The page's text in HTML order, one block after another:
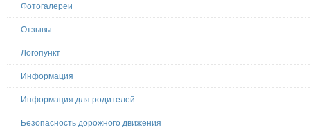
Фотогалереи
Отзывы
Логопункт
Информация
Информация для родителей
Безопасность дорожного движения